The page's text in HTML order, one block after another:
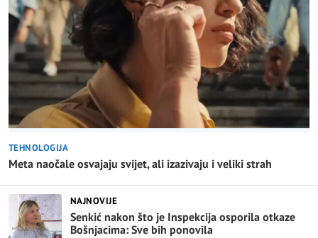
TEHNOLOGIJA
Meta naočale osvajaju svijet, ali izazivaju i veliki strah
NAJNOVIJE
Senkić nakon što je Inspekcija osporila otkaze
Bošnjacima: Sve bih ponovila